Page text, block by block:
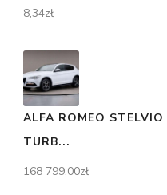
8,34zł
ALFA ROMEO
TURB...
168 799,00zł